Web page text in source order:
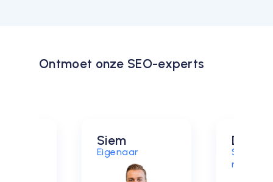
Ontmoet onze SEO-experts
Siem
Eigenaar
Debby
SEO